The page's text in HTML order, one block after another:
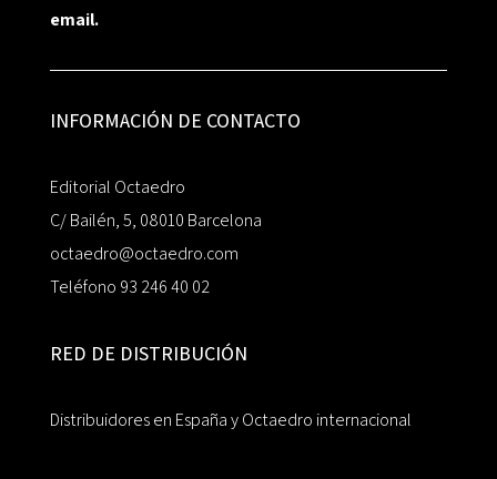
email.
INFORMACIÓN DE CONTACTO
Editorial Octaedro
C/ Bailén, 5, 08010 Barcelona
octaedro@octaedro.com
Teléfono 93 246 40 02
RED DE DISTRIBUCIÓN
Distribuidores en España y Octaedro internacional